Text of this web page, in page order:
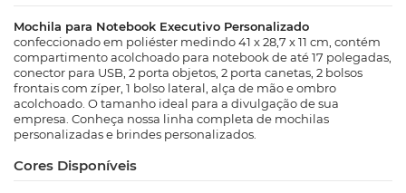
Mochila para Notebook Executivo Personalizado
confeccionado em poliéster medindo 41 x 28,7 x 11 cm, contém
compartimento acolchoado para notebook de até 17 polegadas,
conector para USB, 2 porta objetos, 2 porta canetas, 2 bolsos
frontais com zíper, 1 bolso lateral, alça de mão e ombro
acolchoado. O tamanho ideal para a divulgação de sua
empresa. Conheça nossa linha completa de mochilas
personalizadas e brindes personalizados.
Cores Disponíveis